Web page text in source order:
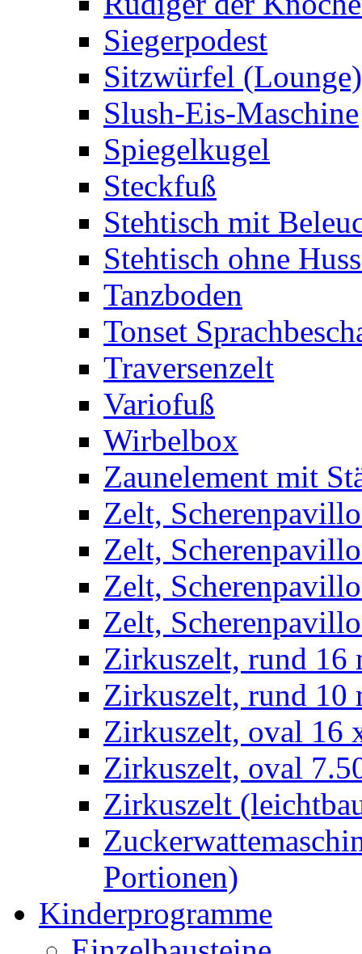
Siegerpodest
Sitzwürfel (Lounge)
Slush-Eis-Maschine
Spiegelkugel
Steckfuß
Stehtisch mit
Stehtisch ohne
Tanzboden
Tonset
Traversenzelt
Variofuß
Wirbelbox
Zaunelement mit
Zelt,
Zelt,
Zelt,
Zelt,
Zirkuszelt, rund 16
Zirkuszelt, rund 10
Zirkuszelt, oval 16
Zirkuszelt, oval
Zirkuszelt
Portionen)
Kinderprogramme